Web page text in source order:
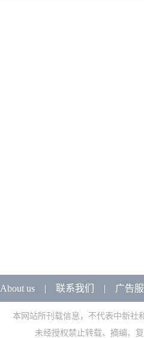
About us| 联系我们 | 广告
本网站所刊载信息，不代表中新社
未经授权禁止转载、摘编、